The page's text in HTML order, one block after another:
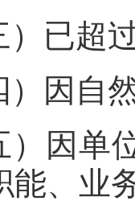
）已超
）因自
）因
能、业